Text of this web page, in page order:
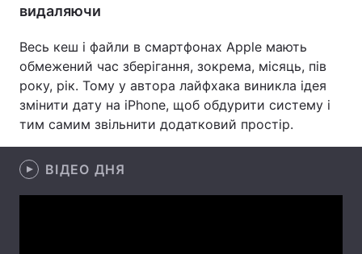
Лонгріди
Відео з Youtube
Інтерв'ю Думки
Архів Вакансії
Контакти
Послуги
видаляючи
Весь кеш і файли в смартфонах Apple мають
обмежений час зберігання, зокрема, місяць, пів
року, рік. Тому у автора лайфхака виникла ідея
змінити дату на iPhone, щоб обдурити систему і
тим самим звільнити додатковий простір.
ВІДЕО ДНЯ